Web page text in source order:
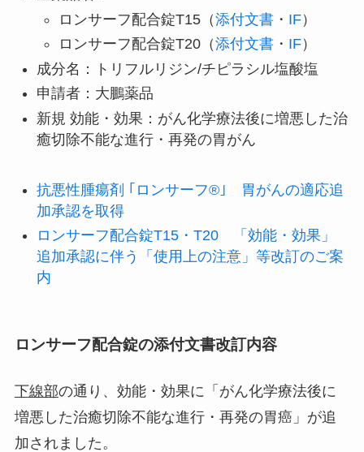
ロンサーフ配合錠T15（添付文書・ IF）
ロンサーフ配合錠T20（添付文書・ IF）
成分名：トリフルリジン/チピラシル塩酸塩
申請者：大鵬薬品
新規 効能・効果：がん化学療法後に増悪した治
癒切除不能な進行・再発の胃がん
抗悪性腫瘍剤 ｢ロンサーフ®｣ 胃がんの適応追
加承認を取得
ロンサーフ配合錠T15・T20 「効能・効果」
追加承認に伴う「使用上の注意」等改訂のご案
内
ロンサーフ配合錠の添付文書改訂内容
下線部の通り、効能・効果に「がん化学療法後に
増悪した治癒切除不能な進行・再発の胃癌」が追
加されました。